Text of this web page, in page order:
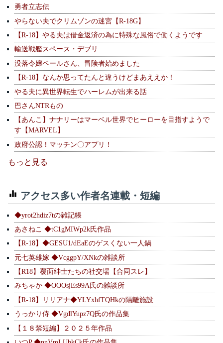
勇者立志伝
やらない夫でクリムゾンの迷宮【R-18G】
【R-18】やる夫は借金返済の為に特殊な風俗で働くようです
輸送戦艦スペース・デブリ
没落令嬢ベールさん、冒険者始めました
【R-18】なんか思ってたんと違うけどまあええか！
やる夫に異世界転生でハーレムが出来る話
巴さんNTRもの
【あんこ】ナナリーはマーベル世界でヒーローを目指すようで
す【MARVEL】
政府公認！マッチン〇アプリ！
もっと見る
アクセス多い作者名連載・短編
◆yrot2hdiz7tの雑記帳
あさねこ ◆tC1gMIWp2k氏作品
【R-18】◆GESU1/dEaEのゲスくない一人鍋
元七英雄嫁 ◆VcggpY/XNkの雑談所
【R18】覆面紳士たちの社交場【合同スレ】
みちゃか ◆OOOsjEs99A氏の雑談所
【R-18】リリアナ◆YLYxhfTQHkの隔離施設
うっかり侍 ◆VgdlYupz7Q氏の作品集
【１８禁短編】２０２５年作品